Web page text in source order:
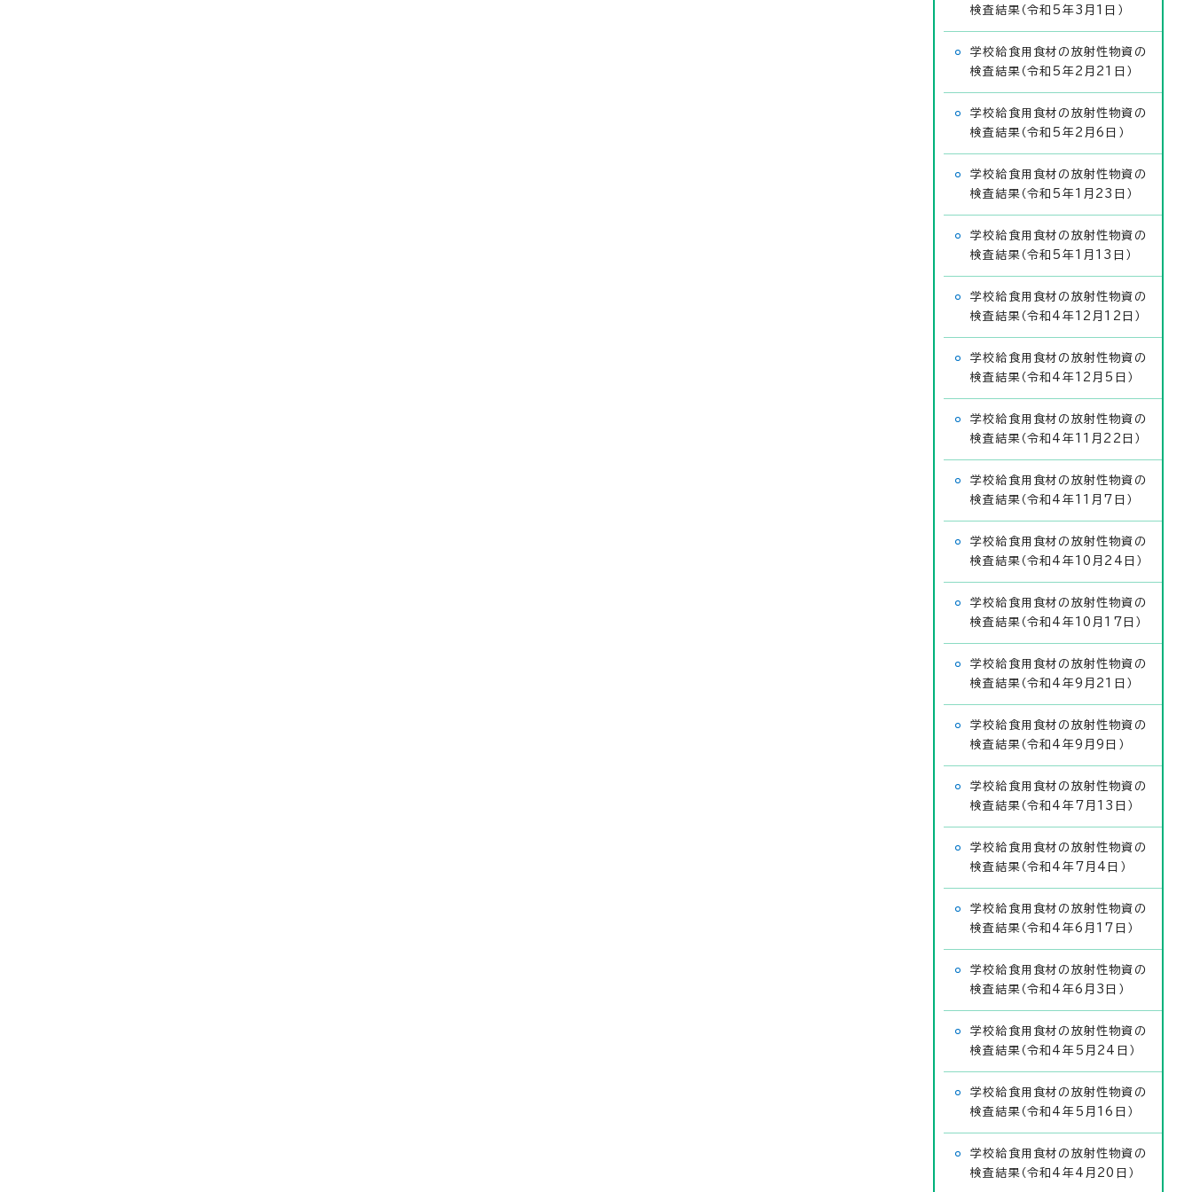
検査結果（令和5年3月1日）
学校給食用食材の放射性物資の
検査結果（令和5年2月21日）
学校給食用食材の放射性物資の
検査結果（令和5年2月6日）
学校給食用食材の放射性物資の
検査結果（令和5年1月23日）
学校給食用食材の放射性物資の
検査結果（令和5年1月13日）
学校給食用食材の放射性物資の
検査結果（令和4年12月12日）
学校給食用食材の放射性物資の
検査結果（令和4年12月5日）
学校給食用食材の放射性物資の
検査結果（令和4年11月22日）
学校給食用食材の放射性物資の
検査結果（令和4年11月7日）
学校給食用食材の放射性物資の
検査結果（令和4年10月24日）
学校給食用食材の放射性物資の
検査結果（令和4年10月17日）
学校給食用食材の放射性物資の
検査結果（令和4年9月21日）
学校給食用食材の放射性物資の
検査結果（令和4年9月9日）
学校給食用食材の放射性物資の
検査結果（令和4年7月13日）
学校給食用食材の放射性物資の
検査結果（令和4年7月4日）
学校給食用食材の放射性物資の
検査結果（令和4年6月17日）
学校給食用食材の放射性物資の
検査結果（令和4年6月3日）
学校給食用食材の放射性物資の
検査結果（令和4年5月24日）
学校給食用食材の放射性物資の
検査結果（令和4年5月16日）
学校給食用食材の放射性物資の
検査結果（令和4年4月20日）